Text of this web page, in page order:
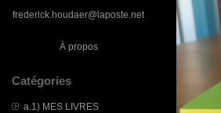
frederick.houdaer@laposte.net
À propos
Catégories
a.1) MES LIVRES